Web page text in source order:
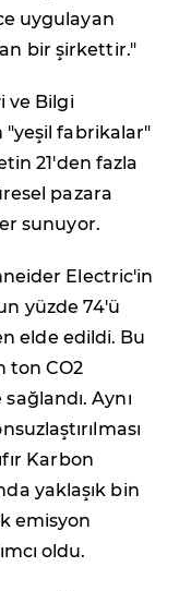
uygulayan
bir şirkettir."
ve Bilgi
"yeşil fabrikalar"
21'den fazla
pazara
sunuyor.
Electric'in
yüzde 74'ü
elde edildi. Bu
ton CO2
Aynı
Karbon
yaklaşık bin
emisyon
oldu.